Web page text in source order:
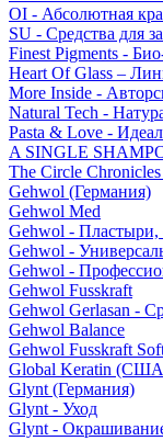
OI - Абсолютная
SU - Средства для
Finest Pigments -
Heart Of Glass –
More Inside -
Natural Tech -
Pasta & Love -
A SINGLE
The Circle
Gehwol (Германия)
Gehwol Med
Gehwol - Пластыри,
Gehwol -
Gehwol -
Gehwol Fusskraft
Gehwol Gerlasan -
Gehwol Balance
Gehwol Fusskraft
Global Keratin
Glynt (Германия)
Glynt - Уход
Glynt -